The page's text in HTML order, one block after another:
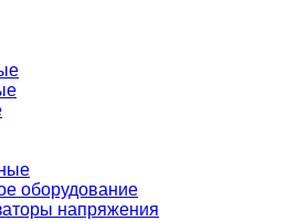
оборудование
напряжения